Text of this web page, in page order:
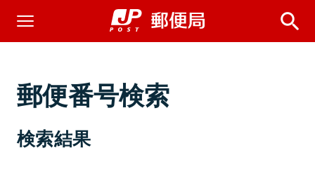
郵便番号検索
検索結果